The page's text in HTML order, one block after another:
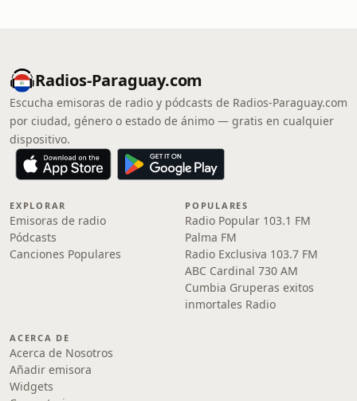
Radios-Paraguay.com
Escucha emisoras de radio y pódcasts de Radios-Paraguay.com
por ciudad, género o estado de ánimo — gratis en cualquier
dispositivo.
EXPLORAR
Emisoras de radio
Pódcasts
Canciones Populares
POPULARES
Radio Popular 103.1 FM
Palma FM
Radio Exclusiva 103.7 FM
ABC Cardinal 730 AM
Cumbia Gruperas exitos
inmortales Radio
ACERCA DE
Acerca de Nosotros
Añadir emisora
Widgets